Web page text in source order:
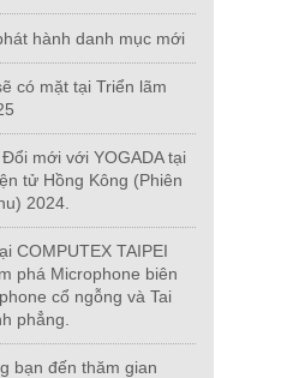
hành danh mục mới
có mặt tại Triển lãm
mới với YOGADA tại
tử Hồng Kông (Phiên
2024.
COMPUTEX TAIPEI
phá Microphone biên
cổ ngỗng và Tai
phẳng.
bạn đến thăm gian